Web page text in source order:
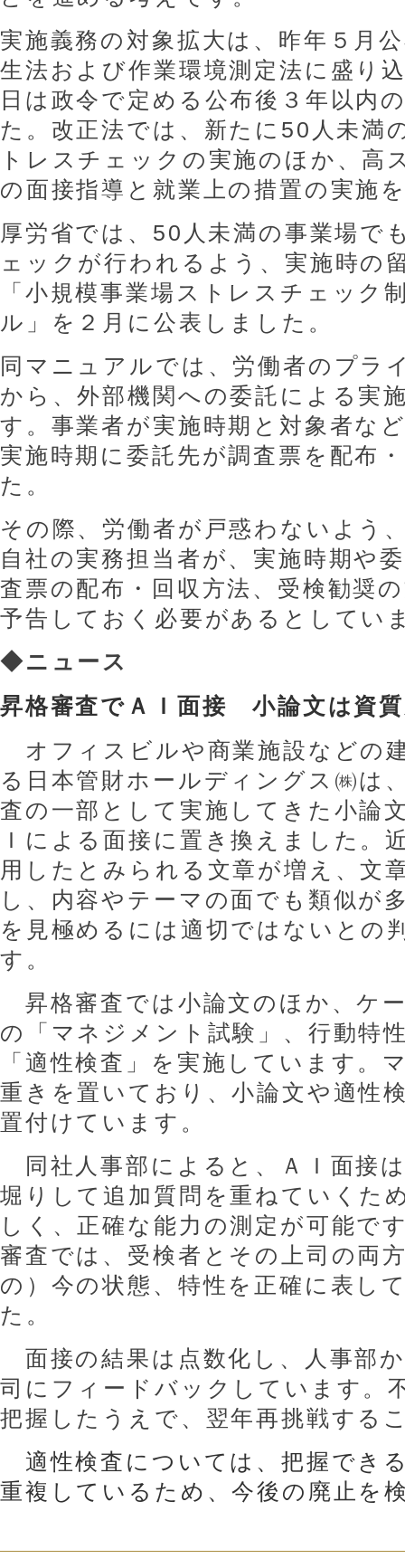
実施義務の対象拡大は、昨年５月
生法および作業環境測定法に盛り
日は政令で定める公布後３年以内
た。改正法では、新たに50人未満
トレスチェックの実施のほか、高
の面接指導と就業上の措置の実施
厚労省では、50人未満の事業場で
ェックが行われるよう、実施時の
「小規模事業場ストレスチェック
ル」を２月に公表しました。
同マニュアルでは、労働者のプラ
から、外部機関への委託による実
す。事業者が実施時期と対象者な
実施時期に委託先が調査票を配布
た。
その際、労働者が戸惑わないよう
自社の実務担当者が、実施時期や
査票の配布・回収方法、受検勧奨
予告しておく必要があるとしてい
◆ニュース
昇格審査でＡＩ面接 小論文は資
オフィスビルや商業施設などの
る日本管財ホールディングス㈱は
査の一部として実施してきた小論
Ｉによる面接に置き換えました。
用したとみられる文章が増え、文
し、内容やテーマの面でも類似が
を見極めるには適切ではないとの
す。
昇格審査では小論文のほか、ケ
の「マネジメント試験」、行動特
「適性検査」を実施しています。
重きを置いており、小論文や適性
置付けています。
同社人事部によると、ＡＩ面接
堀りして追加質問を重ねていくた
しく、正確な能力の測定が可能で
審査では、受検者とその上司の両
の）今の状態、特性を正確に表し
た。
面接の結果は点数化し、人事部
司にフィードバックしています。
把握したうえで、翌年再挑戦する
適性検査については、 把握でき
重複しているため、今後の廃止を